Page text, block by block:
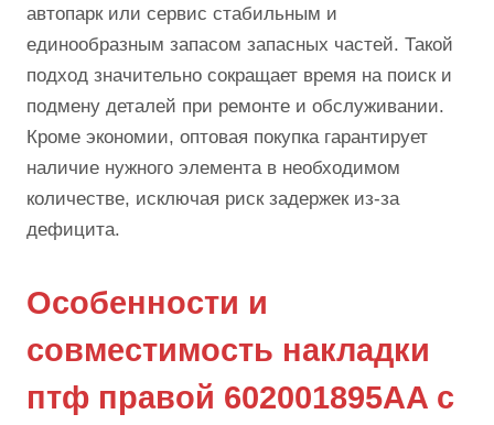
автопарк или сервис стабильным и
единообразным запасом запасных частей. Такой
подход значительно сокращает время на поиск и
подмену деталей при ремонте и обслуживании.
Кроме экономии, оптовая покупка гарантирует
наличие нужного элемента в необходимом
количестве, исключая риск задержек из-за
дефицита.
Особенности и
совместимость накладки
птф правой 602001895AA с